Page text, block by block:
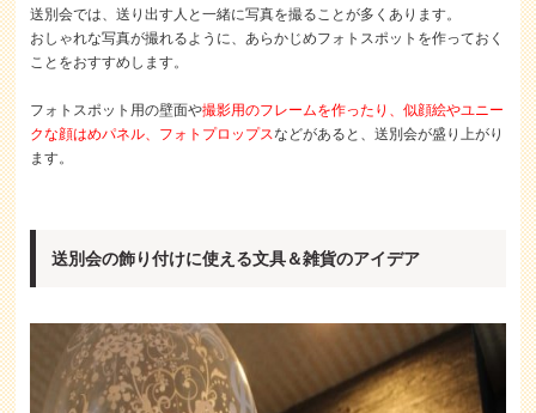
送別会では、送り出す人と一緒に写真を撮ることが多くあります。
おしゃれな写真が撮れるように、あらかじめフォトスポットを作っておく
ことをおすすめします。
フォトスポット用の壁面や撮影用のフレームを作ったり、似顔絵やユニー
クな顔はめパネル、フォトプロップスなどがあると、送別会が盛り上がり
ます。
送別会の飾り付けに使える文具＆雑貨のアイデア